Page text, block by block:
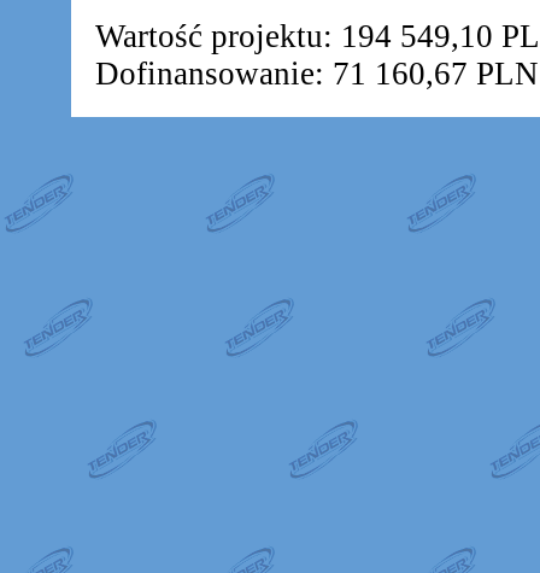
Wartość projektu: 194 549,10
Dofinansowanie: 71 160,67 PLN